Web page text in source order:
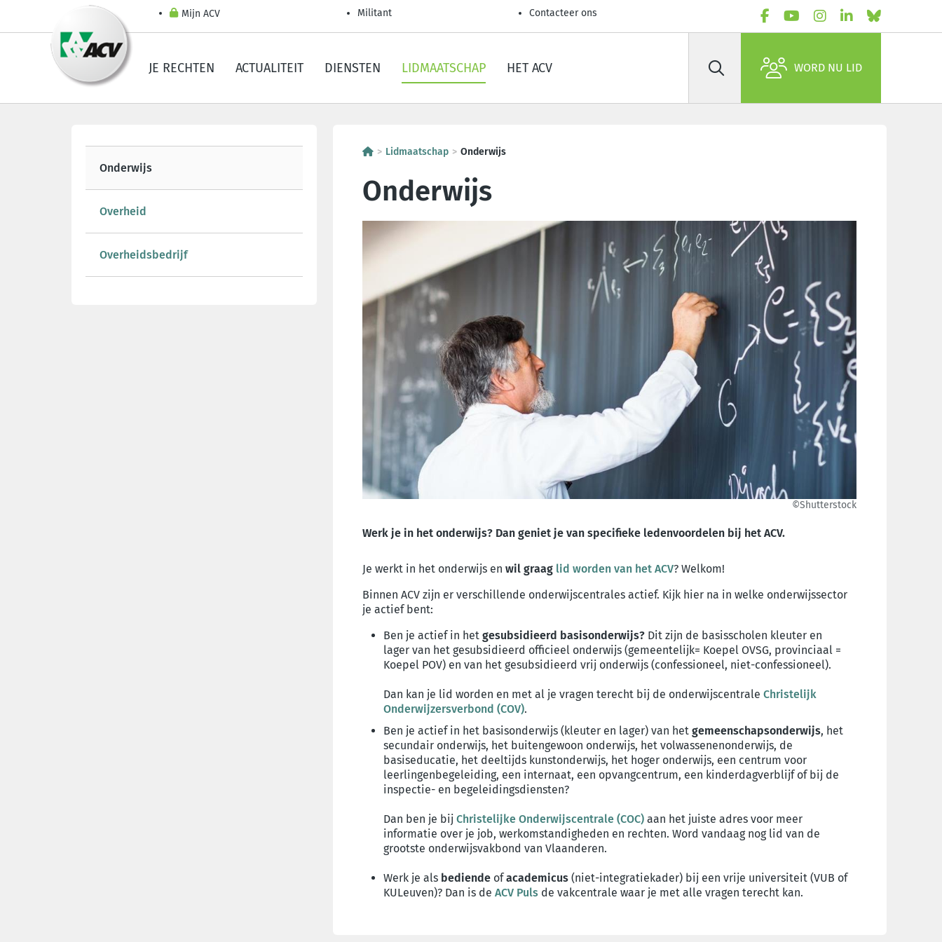
Mijn ACV Militant Contacteer ons
JE RECHTEN ACTUALITEIT DIENSTEN LIDMAATSCHAP HET ACV Zoek WORD NU LID
Onderwijs
Overheid
Overheidsbedrijf
Lidmaatschap Onderwijs
Onderwijs
©Shutterstock
Werk je in het onderwijs? Dan geniet je van specifieke ledenvoordelen bij het ACV.
Je werkt in het onderwijs en wil graag lid worden van het ACV? Welkom!
Binnen ACV zijn er verschillende onderwijscentrales actief. Kijk hier na in welke onderwijssector
je actief bent:
Ben je actief in het gesubsidieerd basisonderwijs? Dit zijn de basisscholen kleuter en
lager van het gesubsidieerd officieel onderwijs (gemeentelijk= Koepel OVSG, provinciaal =
Koepel POV) en van het gesubsidieerd vrij onderwijs (confessioneel, niet-confessioneel).
Dan kan je lid worden en met al je vragen terecht bij de onderwijscentrale Christelijk
Onderwijzersverbond (COV).
Ben je actief in het basisonderwijs (kleuter en lager) van het gemeenschapsonderwijs, het
secundair onderwijs, het buitengewoon onderwijs, het volwassenenonderwijs, de
basiseducatie, het deeltijds kunstonderwijs, het hoger onderwijs, een centrum voor
leerlingenbegeleiding, een internaat, een opvangcentrum, een kinderdagverblijf of bij de
inspectie- en begeleidingsdiensten?
Dan ben je bij Christelijke Onderwijscentrale (COC) aan het juiste adres voor meer
informatie over je job, werkomstandigheden en rechten. Word vandaag nog lid van de
grootste onderwijsvakbond van Vlaanderen.
Werk je als bediende ofacademicus (niet-integratiekader) bij een vrije universiteit (VUB of
KULeuven)? Dan is de ACV Puls de vakcentrale waar je met alle vragen terecht kan.